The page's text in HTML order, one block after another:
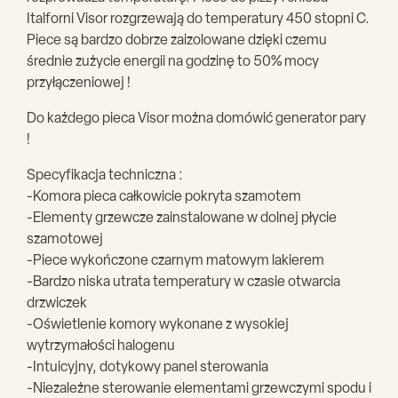
Italforni Visor rozgrzewają do temperatury 450 stopni C.
Piece są bardzo dobrze zaizolowane dzięki czemu
średnie zużycie energii na godzinę to 50% mocy
przyłączeniowej !
Do każdego pieca Visor można domówić generator pary
!
Specyfikacja techniczna :
-Komora pieca całkowicie pokryta szamotem
-Elementy grzewcze zainstalowane w dolnej płycie
szamotowej
-Piece wykończone czarnym matowym lakierem
-Bardzo niska utrata temperatury w czasie otwarcia
drzwiczek
-Oświetlenie komory wykonane z wysokiej
wytrzymałości halogenu
-Intuicyjny, dotykowy panel sterowania
-Niezależne sterowanie elementami grzewczymi spodu i